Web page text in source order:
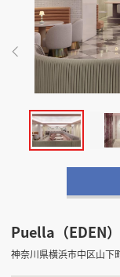
掲載希望のデザイ
店舗開業
Puella（EDEN
神奈川県横浜市中区山下